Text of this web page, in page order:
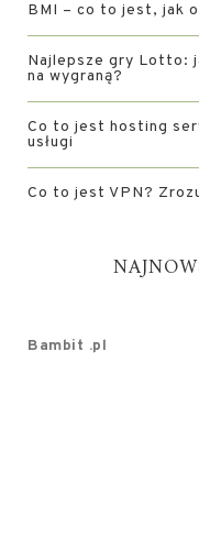
BMI – co to jest, jak
Najlepsze gry Lotto:
na wygraną?
Co to jest hosting
usługi
Co to jest VPN?
Bambit .pl